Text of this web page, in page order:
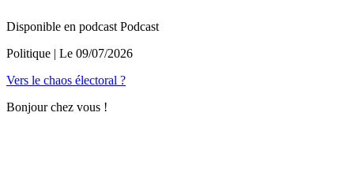
Disponible en podcast Podcast
Politique | Le 09/07/2026
Vers le chaos électoral ?
Bonjour chez vous !